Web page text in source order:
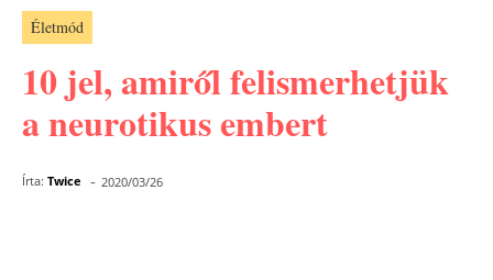
Életmód
10 jel, amiről felismerhetjük
a neurotikus embert
Írta: Twice - 2020/03/26